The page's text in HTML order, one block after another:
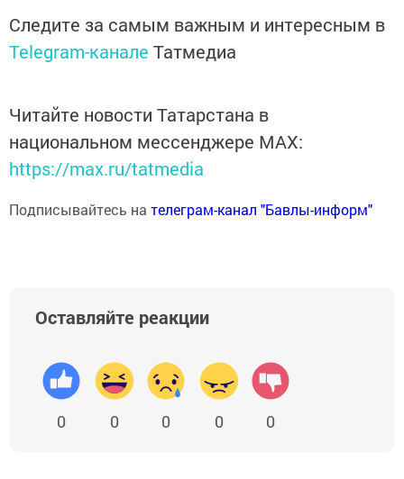
Следите за самым важным и интересным в
Telegram-канале Татмедиа
Читайте новости Татарстана в
национальном мессенджере MАХ:
https://max.ru/tatmedia
Подписывайтесь на телеграм-канал "Бавлы-информ"
Оставляйте реакции
0 0 0 0 0